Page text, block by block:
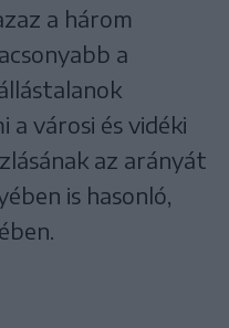
a három
a
a városi és vidéki
az arányát
is hasonló,